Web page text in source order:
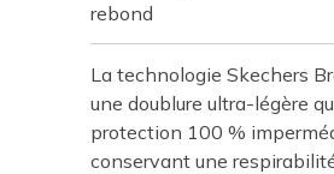
rebond
La technologie Skechers
une doublure ultra-légère
protection 100 %
conservant une